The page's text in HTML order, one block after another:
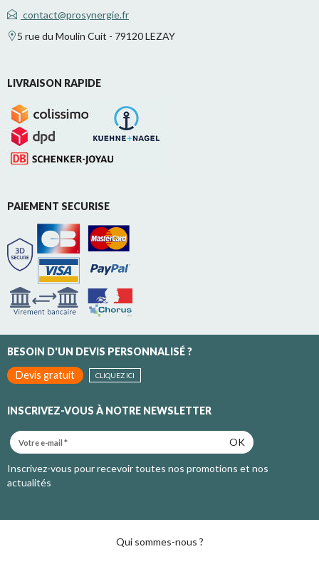
contact@prosynergie.fr
5 rue du Moulin Cuit - 79120 LEZAY
LIVRAISON RAPIDE
PAIEMENT SECURISE
BESOIN D'UN DEVIS PERSONNALISÉ ?
Devis gratuit
CLIQUEZ ICI
INSCRIVEZ-VOUS À NOTRE NEWSLETTER
OK
Inscrivez-vous pour recevoir toutes nos promotions et nos
actualités
Qui sommes-nous ?